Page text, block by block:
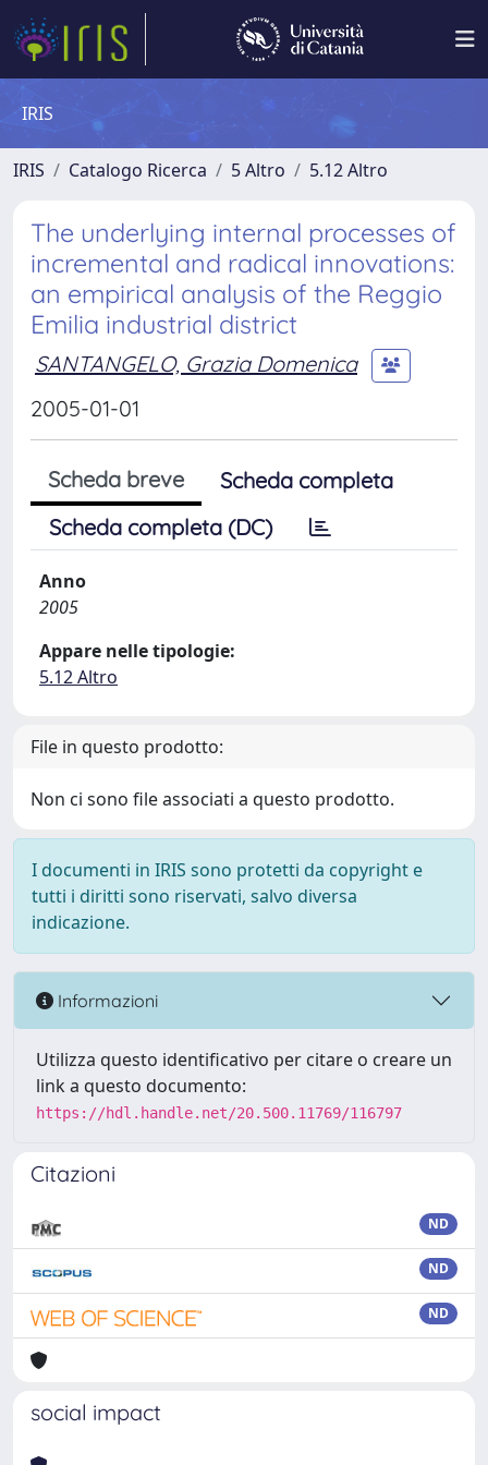
IRIS
IRIS Catalogo Ricerca 5 Altro 5.12 Altro
The underlying internal processes of
incremental and radical innovations:
an empirical analysis of the Reggio
Emilia industrial district
SANTANGELO, Grazia Domenica
2005-01-01
Scheda breve
Scheda completa
Scheda completa (DC)
Anno
2005
Appare nelle tipologie:
5.12 Altro
File in questo prodotto:
Non ci sono file associati a questo prodotto.
I documenti in IRIS sono protetti da copyright e
tutti i diritti sono riservati, salvo diversa
indicazione.
Informazioni
Utilizza questo identificativo per citare o creare un
link a questo documento:
https://hdl.handle.net/20.500.11769/116797
Citazioni
ND
ND
ND
social impact